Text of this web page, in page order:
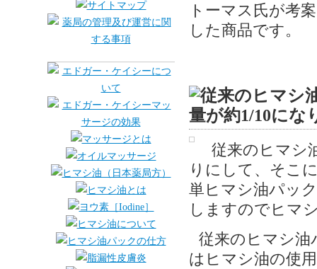
トーマス氏が考
した商品です。
従来のヒマシ
りにして、そこ
単ヒマシ油パッ
しますのでヒマ
従来のヒマシ油
はヒマシ油の使